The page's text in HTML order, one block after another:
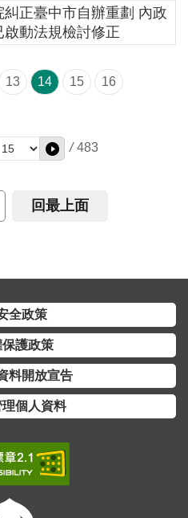
糾正臺中市自辦重劃 內政
啟動法規檢討修正
13 14 15
16
/ 483
回最上面
全政策
保護政策
料開放宣告
個人資料